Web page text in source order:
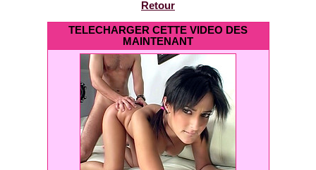
Retour
TELECHARGER CETTE VIDEO DES
MAINTENANT